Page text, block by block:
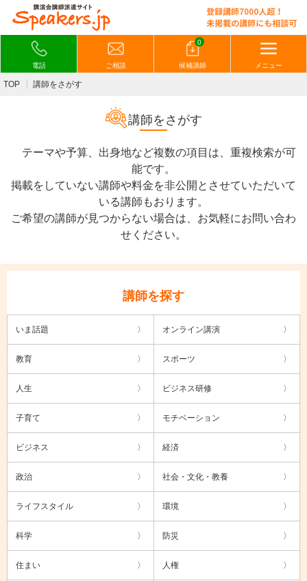
電話 ご相談
0
候補講師 メニュー
TOP 講師をさがす
講師をさがす
テーマや予算、出身地など複数の項目は、重複検索が可
能です。
掲載をしていない講師や料金を非公開とさせていただいて
いる講師もおります。
ご希望の講師が見つからない場合は、お気軽にお問い合わ
せください。
講師を探す
いま話題 オンライン講演
教育 スポーツ
人生 ビジネス研修
子育て モチベーション
ビジネス 経済
政治 社会・文化・教養
ライフスタイル 環境
科学 防災
住まい 人権